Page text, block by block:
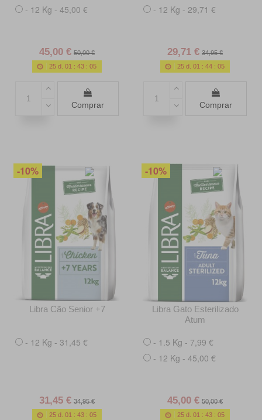
- 12 Kg - 45,00 €
45,00 € 50,00 €
25 d. 01 :43 :03
Comprar
- 12 Kg - 29,71 €
29,71 € 34,95 €
25 d. 01 :44 :03
Comprar
-10%
Libra Cão Senior +7
- 12 Kg - 31,45 €
31,45 € 34,95 €
25 d. 01 :43 :03
-10%
Libra Gato Esterilizado
Atum
- 1.5 Kg - 7,99 €
- 12 Kg - 45,00 €
45,00 € 50,00 €
25 d. 01 :43 :03